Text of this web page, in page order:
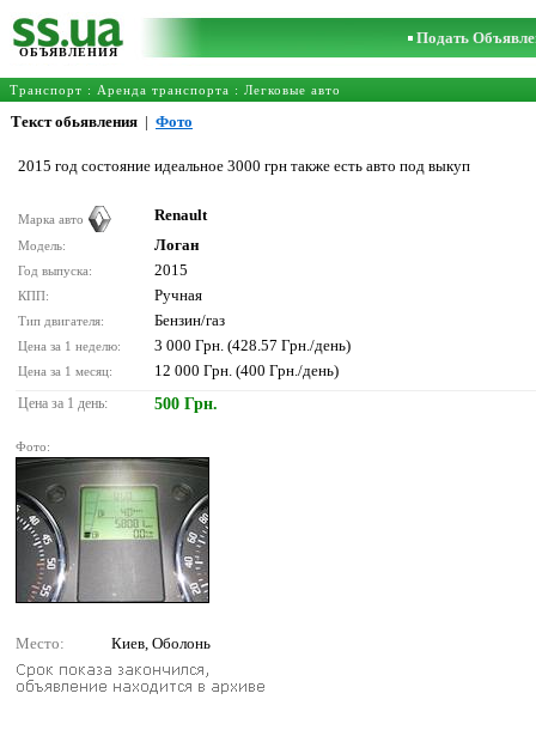
ОБЪЯВЛЕНИЯ
Подать
Транспорт : Аренда транспорта : Легковые авто
Текст обьявления | Фото
2015 год состояние идеальное 3000 грн также есть авто под выкуп
Марка авто Renault
Модель: Логан
Год выпуска: 2015
КПП: Ручная
Тип двигателя: Бензин/газ
Цена за 1 неделю: 3 000 Грн. (428.57 Грн./день)
Цена за 1 месяц: 12 000 Грн. (400 Грн./день)
Цена за 1 день: 500 Грн.
Фото:
Место: Киев, Оболонь